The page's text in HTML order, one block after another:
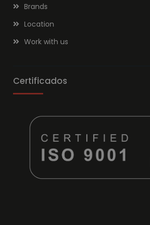
Brands
Location
Work with us
Certificados